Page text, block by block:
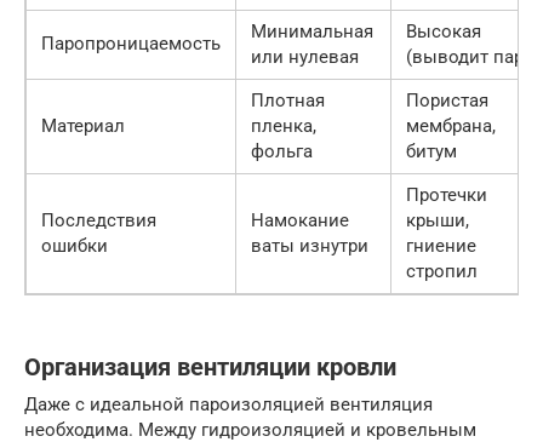
Паропроницаемость
Минимальная
или нулевая
Высокая
(выводит пар)
Материал
Плотная
пленка,
фольга
Пористая
мембрана,
битум
Последствия
ошибки
Намокание
ваты изнутри
Протечки
крыши,
гниение
стропил
Организация вентиляции кровли
Даже с идеальной пароизоляцией вентиляция
необходима. Между гидроизоляцией и кровельным